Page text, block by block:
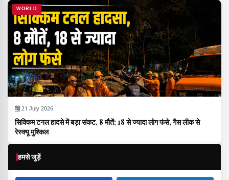
WORLD
21 July 2026
सिक्किम टनल हादसे में बड़ा संकट, 8 मौतें; 18 से ज्यादा लोग फंसे, गैस लीक से
रेस्क्यू मुश्किल
हमसे जुड़ें